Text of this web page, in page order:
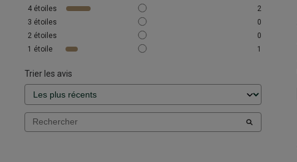
4 étoiles
2
3 étoiles
0
2 étoiles
0
1 étoile 1
Trier les avis